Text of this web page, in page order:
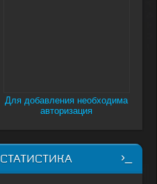
Для добавления необходима
авторизация
СТАТИСТИКА